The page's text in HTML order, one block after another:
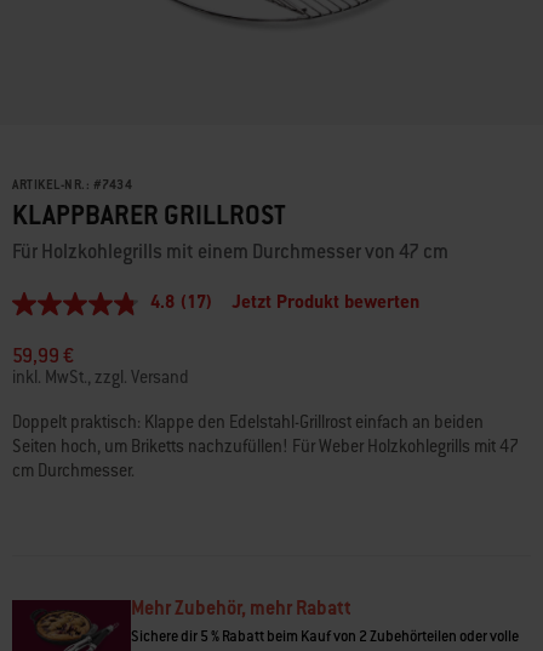
ARTIKEL-NR.: #7434
KLAPPBARER GRILLROST
Für Holzkohlegrills mit einem Durchmesser von 47 cm
4.8
5
Sternen,
Durchschnittswert
der
Bewertung.
Read
17
4.8 (17) Jetzt Produkt bewerten
59,99 €
inkl. MwSt., zzgl. Versand
Doppelt praktisch: Klappe den Edelstahl-Grillrost einfach an beiden
Seiten hoch, um Briketts nachzufüllen! Für Weber Holzkohlegrills mit 47
cm Durchmesser.
Mehr Zubehör, mehr Rabatt
Sichere dir 5 % Rabatt beim Kauf von 2 Zubehörteilen oder volle